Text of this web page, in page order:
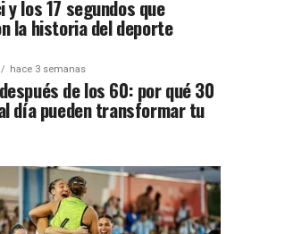
y los 17 segundos que
la historia del deporte
hace 3 semanas
de los 60: por qué 30
día pueden transformar tu